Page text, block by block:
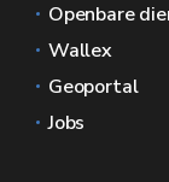
Openbare
Wallex
Geoportal
Jobs